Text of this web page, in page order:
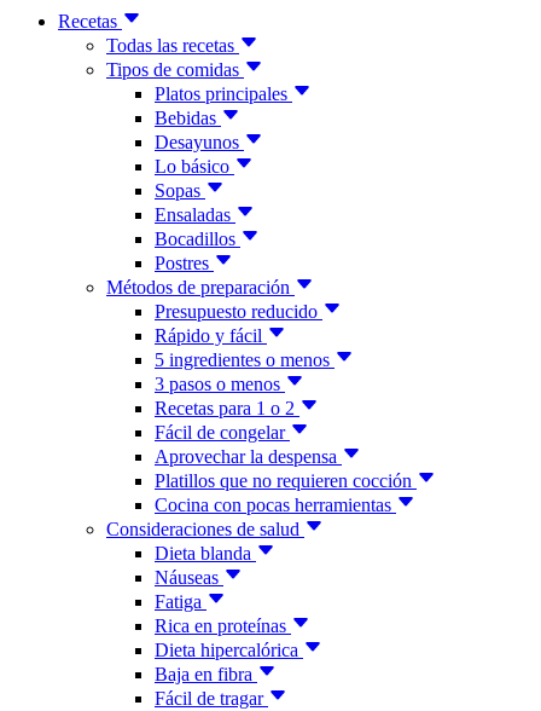
Recetas
Todas las recetas
Tipos de comidas
Platos principales
Bebidas
Desayunos
Lo básico
Sopas
Ensaladas
Bocadillos
Postres
Métodos de preparación
Presupuesto reducido
Rápido y fácil
5 ingredientes o menos
3 pasos o menos
Recetas para 1 o 2
Fácil de congelar
Aprovechar la despensa
Platillos que no requieren cocción
Cocina con pocas herramientas
Consideraciones de salud
Dieta blanda
Náuseas
Fatiga
Rica en proteínas
Dieta hipercalórica
Baja en fibra
Fácil de tragar